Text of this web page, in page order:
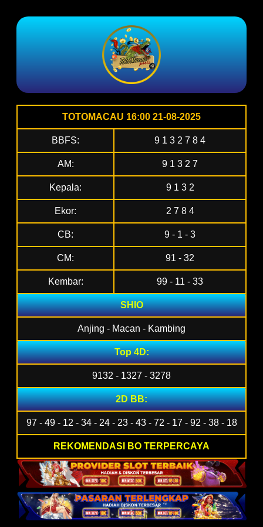
TOTOMACAU 16:00 21-08-2025
BBFS: 9 1 3 2 7 8 4
AM: 9 1 3 2 7
Kepala: 9 1 3 2
Ekor: 2 7 8 4
CB: 9 - 1 - 3
CM: 91 - 32
Kembar: 99 - 11 - 33
SHIO
Anjing - Macan - Kambing
Top 4D:
9132 - 1327 - 3278
2D BB:
97 - 49 - 12 - 34 - 24 - 23 - 43 - 72 - 17 - 92 - 38 - 18
REKOMENDASI BO TERPERCAYA